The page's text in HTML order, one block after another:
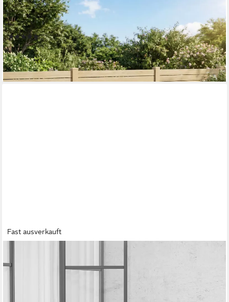
OUTSUNNY
Balkonset Gartenmöbel Balkonmöbel Set, (Bistroset, 3-tlg.,
Gartenset), Gussaluminium, Antik Grün
(3)
141,90 € UVP323,90 €
-56%
lieferbar - in 2-3 Werktagen bei dir
Fast ausverkauft
Balkonset mit Bistrotisch, ergonomische muschelförmige
Stahl), für den Außenbereich, Balkon, Grün